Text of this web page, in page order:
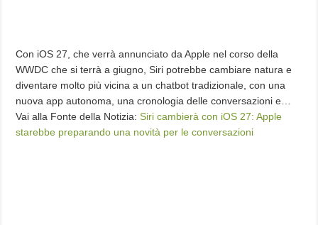
Con iOS 27, che verrà annunciato da Apple nel corso della
WWDC che si terrà a giugno, Siri potrebbe cambiare natura e
diventare molto più vicina a un chatbot tradizionale, con una
nuova app autonoma, una cronologia delle conversazioni e…
Vai alla Fonte della Notizia:Siri cambierà con iOS 27: Apple
starebbe preparando una novità per le conversazioni